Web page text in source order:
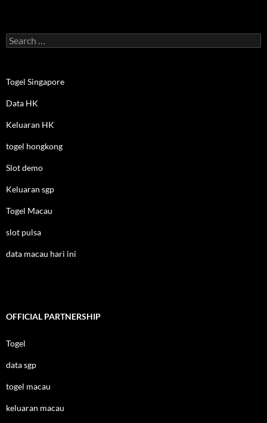
Search
for:
Togel Singapore
Data HK
Keluaran HK
togel hongkong
Slot demo
Keluaran sgp
Togel Macau
slot pulsa
data macau hari ini
OFFICIAL PARTNERSHIP
Togel
data sgp
togel macau
keluaran macau